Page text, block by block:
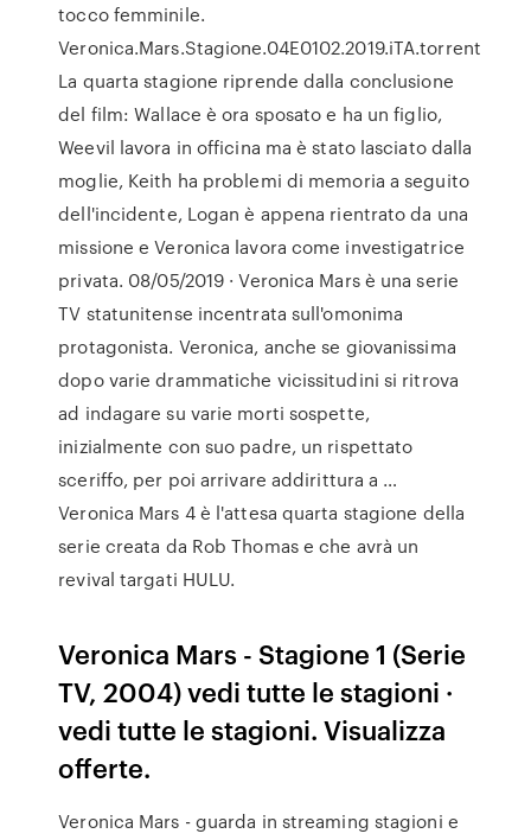
tocco femminile.
Veronica.Mars.Stagione.04E0102.2019.iTA.torrent
La quarta stagione riprende dalla conclusione
del film: Wallace è ora sposato e ha un figlio,
Weevil lavora in officina ma è stato lasciato dalla
moglie, Keith ha problemi di memoria a seguito
dell'incidente, Logan è appena rientrato da una
missione e Veronica lavora come investigatrice
privata. 08/05/2019 · Veronica Mars è una serie
TV statunitense incentrata sull'omonima
protagonista. Veronica, anche se giovanissima
dopo varie drammatiche vicissitudini si ritrova
ad indagare su varie morti sospette,
inizialmente con suo padre, un rispettato
sceriffo, per poi arrivare addirittura a …
Veronica Mars 4 è l'attesa quarta stagione della
serie creata da Rob Thomas e che avrà un
revival targati HULU.
Veronica Mars - Stagione 1 (Serie
TV, 2004) vedi tutte le stagioni ·
vedi tutte le stagioni. Visualizza
offerte.
Veronica Mars - guarda in streaming stagioni e